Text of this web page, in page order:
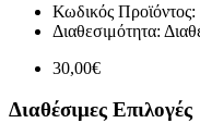
Κωδικός Προϊόντος:
Διαθεσιμότητα:
30,00€
Διαθέσιμες Επιλογές